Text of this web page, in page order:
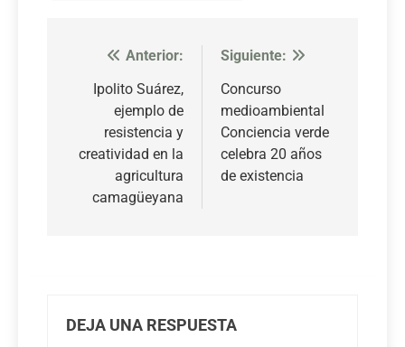
Navegación
entradas
Anterior:
Ipolito Suárez,
ejemplo de
resistencia y
creatividad en la
agricultura
camagüeyana
Siguiente:
Concurso
medioambiental
Conciencia verde
celebra 20 años
de existencia
DEJA UNA RESPUESTA